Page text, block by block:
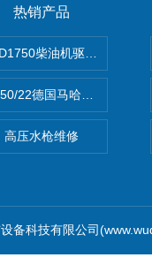
热销产品
柴油机驱动高压清洗
22德国马哈高压清洗机
高压水枪维修
备科技有限公司